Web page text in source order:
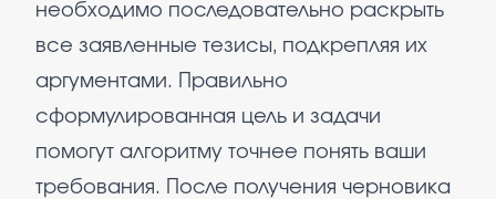
необходимо последовательно раскрыть
все заявленные тезисы, подкрепляя их
аргументами. Правильно
сформулированная цель и задачи
помогут алгоритму точнее понять ваши
требования. После получения черновика